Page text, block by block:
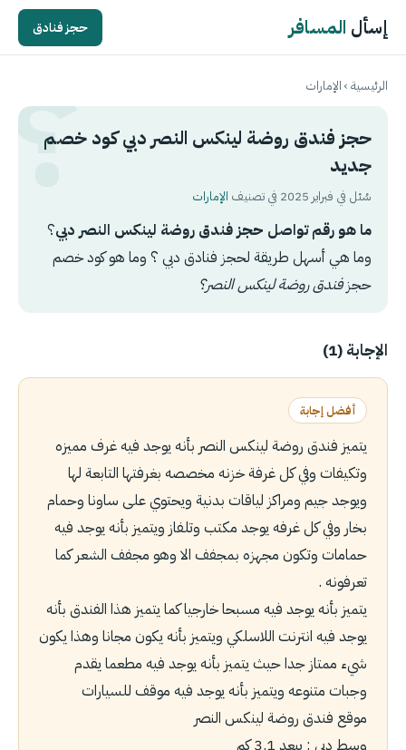
إسأل المسافر حجز فنادق
الرئيسية›الإمارات
حجز فندق روضة لينكس النصر دبي كود خصم
جديد
سُئل في فبراير 2025 في تصنيف الإمارات
ما هو رقم تواصل حجز فندق روضة لينكس النصر دبي؟
وما هي أسهل طريقة لحجز فنادق دبي ؟ وما هو كود خصم
حجزفندق روضة لينكس النصر؟
الإجابة (1)
أفضل إجابة
يتميز فندق روضة لينكس النصر بأنه يوجد فيه غرف مميزه
وتكيفات وفي كل غرفة خزنه مخصصه بغرفتها التابعة لها
ويوجد جيم ومراكز لياقات بدنية ويحتوي على ساونا وحمام
بخار وفي كل غرفه يوجد مكتب وتلفاز ويتميز بأنه يوجد فيه
حمامات وتكون مجهزه بمجفف الا وهو مجفف الشعر كما
تعرفونه .
يتميز بأنه يوجد فيه مسبحا خارجيا كما يتميز هذا الفندق بأنه
يوجد فيه انترنت اللاسلكي ويتميز بأنه يكون مجانا وهذا يكون
شيء ممتاز جدا حيث يتميز بأنه يوجد فيه مطعما يقدم
وجبات متنوعه ويتميز بأنه يوجد فيه موقف للسيارات
موقع فندق روضة لينكس النصر
وسط دبي : يبعد 3.1 كم